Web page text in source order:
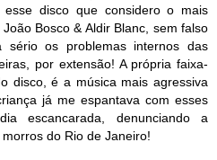
esse disco que considero o mais
Bosco & Aldir Blanc, sem falso
sério os problemas internos das
por extensão! A própria faixa-
disco, é a música mais agressiva
já me espantava com esses
escancarada, denunciando a
do Rio de Janeiro!